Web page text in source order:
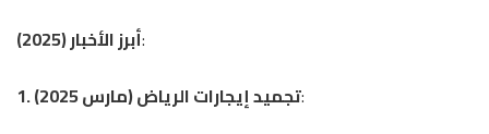
أبرز الأخبار (2025):
1. تجميد إيجارات الرياض (مارس 2025):